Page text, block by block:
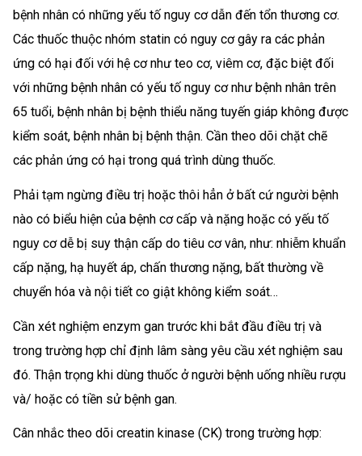
bệnh nhân có những yếu tố nguy cơ dẫn đến tổn thương cơ.
Các thuốc thuộc nhóm statin có nguy cơ gây ra các phản
ứng có hại đối với hệ cơ như teo cơ, viêm cơ, đặc biệt đối
với những bệnh nhân có yếu tố nguy cơ như bệnh nhân trên
65 tuổi, bệnh nhân bị bệnh thiểu năng tuyến giáp không được
kiểm soát, bệnh nhân bị bệnh thận. Cần theo dõi chặt chẽ
các phản ứng có hại trong quá trình dùng thuốc.
Phải tạm ngừng điều trị hoặc thôi hẳn ở bất cứ người bệnh
nào có biểu hiện của bệnh cơ cấp và nặng hoặc có yếu tố
nguy cơ dễ bị suy thận cấp do tiêu cơ vân, như: nhiễm khuẩn
cấp nặng, hạ huyết áp, chấn thương nặng, bất thường về
chuyển hóa và nội tiết co giật không kiểm soát…
Cần xét nghiệm enzym gan trước khi bắt đầu điều trị và
trong trường hợp chỉ định lâm sàng yêu cầu xét nghiệm sau
đó. Thận trọng khi dùng thuốc ở người bệnh uống nhiều rượu
và/ hoặc có tiền sử bệnh gan.
Cân nhắc theo dõi creatin kinase (CK) trong trường hợp: